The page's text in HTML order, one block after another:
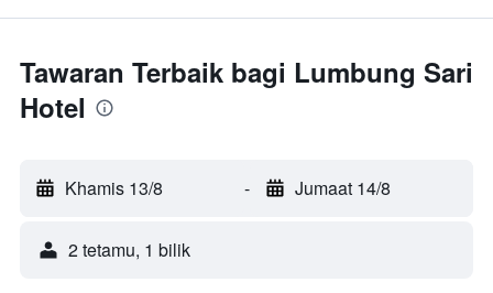
Tawaran Terbaik bagi Lumbung Sari
Hotel
Khamis 13/8 - Jumaat 14/8
2 tetamu, 1 bilik